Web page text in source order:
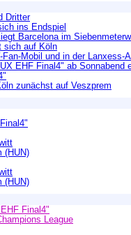
Dritter
ins Endspiel
Barcelona im
sich auf Köln
Mobil und in der Lanxess-
EHF Final4" ab Sonnabend
zunächst auf Veszprem
(HUN)
(HUN)
Final4"
League